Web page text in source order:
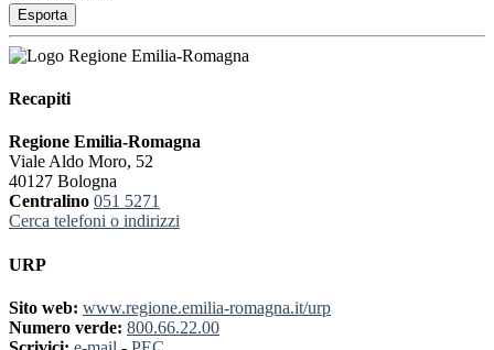
Esporta
Recapiti
Regione Emilia-Romagna
Viale Aldo Moro, 52
40127 Bologna
Centralino 051 5271
Cerca telefoni o indirizzi
URP
Sito web: www.regione.emilia-romagna.it/urp
Numero verde: 800.66.22.00